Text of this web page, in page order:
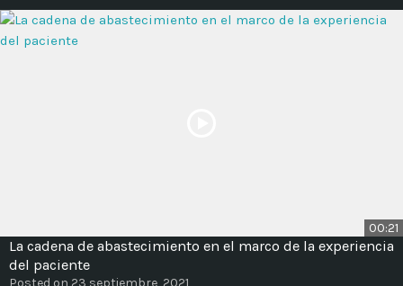
00:21
La cadena de abastecimiento en el marco de la experiencia
del paciente
Posted on 23 septiembre, 2021